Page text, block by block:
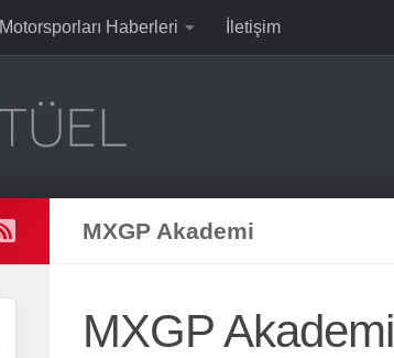
Motorsporları Haberleri İletişim
MXGP Akademi
MXGP Akademi